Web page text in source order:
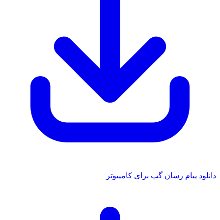
پیام رسان گپ برای کامپیوتر